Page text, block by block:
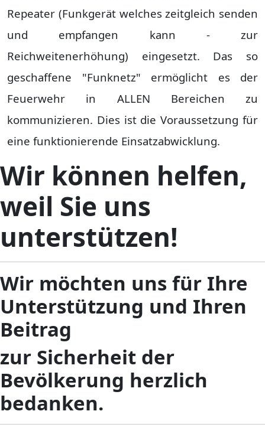
Repeater (Funkgerät welches zeitgleich senden
und empfangen kann - zur
Reichweitenerhöhung) eingesetzt. Das so
geschaffene "Funknetz" ermöglicht es der
Feuerwehr in ALLEN Bereichen zu
kommunizieren. Dies ist die Voraussetzung für
eine funktionierende Einsatzabwicklung.
Wir können helfen,
weil Sie uns
unterstützen!
Wir möchten uns für Ihre
Unterstützung und Ihren
Beitrag
zur Sicherheit der
Bevölkerung herzlich
bedanken.